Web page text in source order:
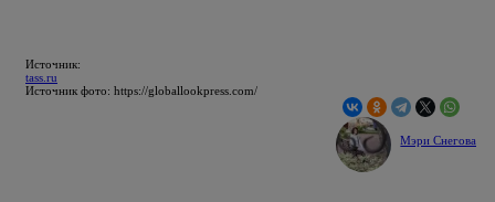
Источник:
tass.ru
Источник фото: https://globallookpress.com/
Мэри Снегова